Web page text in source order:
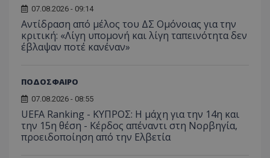
07.08.2026 - 09:14
Αντίδραση από μέλος του ΔΣ Ομόνοιας για την
κριτική: «Λίγη υπομονή και λίγη ταπεινότητα δεν
έβλαψαν ποτέ κανέναν»
ΠΟΔΟΣΦΑΙΡΟ
07.08.2026 - 08:55
UEFA Ranking - ΚΥΠΡΟΣ: Η μάχη για την 14η και
την 15η θέση - Κέρδος απέναντι στη Νορβηγία,
προειδοποίηση από την Ελβετία